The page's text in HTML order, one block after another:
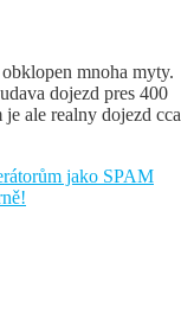
mnoha myty.
dojezd pres 400
ale realny dojezd
jako SPAM